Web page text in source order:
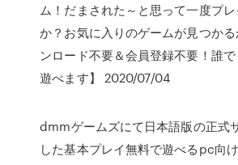
ム！だまされた～と思って一度プ
か？お気に入りのゲームが見つか
ンロード不要＆会員登録不要！誰
遊べます】 2020/07/04
dmmゲームズにて日本語版の正式
した基本プレイ無料で遊べるpc向